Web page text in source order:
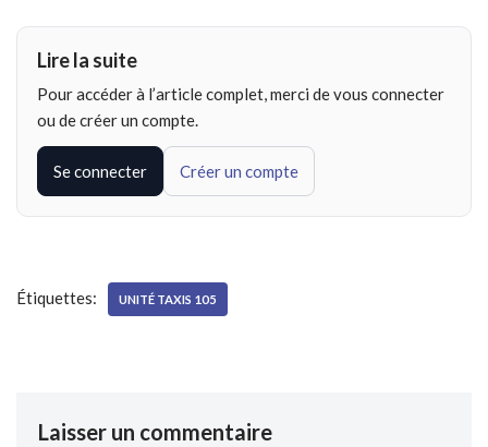
Lire la suite
Pour accéder à l’article complet, merci de vous connecter
ou de créer un compte.
Se connecter Créer un compte
Étiquettes: UNITÉ TAXIS 105
Laisser un commentaire